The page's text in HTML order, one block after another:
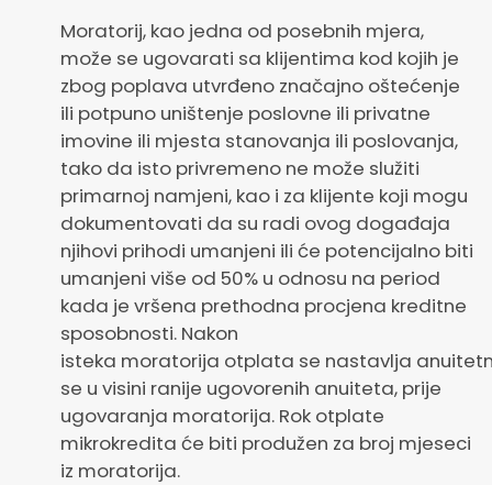
Moratorij, kao jedna od posebnih mjera,
može se ugovarati sa klijentima kod kojih je
zbog poplava utvrđeno značajno oštećenje
ili potpuno uništenje poslovne ili privatne
imovine ili mjesta stanovanja ili poslovanja,
tako da isto privremeno ne može služiti
primarnoj namjeni, kao i za klijente koji mogu
dokumentovati da su radi ovog događaja
njihovi prihodi umanjeni ili će potencijalno biti
umanjeni više od 50% u odnosu na period
kada je vršena prethodna procjena kreditne
sposobnosti. Nakon
isteka moratorija otplata se nastavlja
se u visini ranije ugovorenih anuiteta, prije
ugovaranja moratorija. Rok otplate
mikrokredita će biti produžen za broj mjeseci
iz moratorija.